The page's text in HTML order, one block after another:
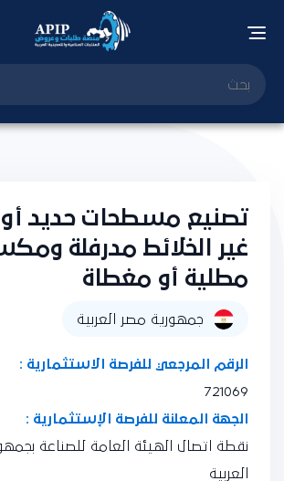
تصنيع مسطحات حديد
غير الخلائط مدرفلة
مطلية أو مغطاة
جمهورية مصر العربية
الرقم المرجعي للفرصة الاستثمارية :
721069
الجهة المعلنة للفرصة الإستثمارية :
نقطة اتصال الهيئة العامة للصناعة
العربية